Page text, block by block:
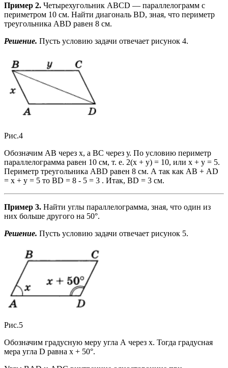
Пример 2. Четырехугольник ABCD — параллелограмм с
периметром 10 см. Найти диагональ BD, зная, что периметр
треугольника ABD равен 8 см.
Решение. Пусть условию задачи отвечает рисунок 4.
Рис.4
Обозначим АВ через х, а ВС через у. По условию периметр
параллелограмма равен 10 см, т. е. 2(x + у) = 10, или х + у = 5.
Периметр треугольника ABD равен 8 см. А так как АВ + AD
= х + у = 5 то BD = 8 - 5 = 3 . Итак, BD = 3 см.
Пример 3. Найти углы параллелограмма, зная, что один из
них больше другого на 50°.
Решение. Пусть условию задачи отвечает рисунок 5.
Рис.5
Обозначим градусную меру угла А через х. Тогда градусная
мера угла D равна х + 50°.